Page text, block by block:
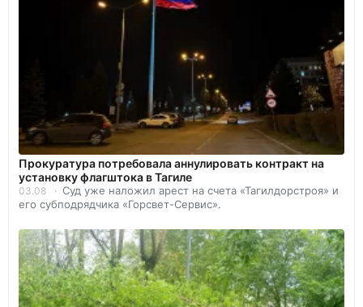
Прокуратура потребовала аннулировать контракт на
установку флагштока в Тагиле
03.08
Суд уже наложил арест на счета «Тагилдорстроя» и
его субподрядчика «Горсвет-Сервис».